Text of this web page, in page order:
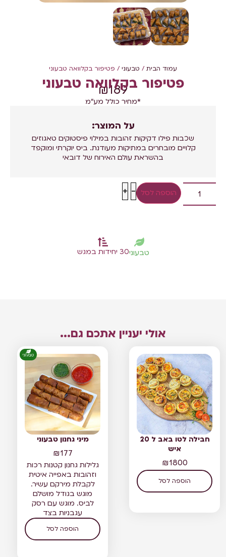
עמוד הבית/ טבעוני/ פטיפור בקלוואה טבעוני
פטיפור בקלוואה טבעוני
₪189
*מחיר כולל מע"מ
על המוצר:
שכבות פילו דקיקות זהובות במילוי פיסטוקים טאגוזים
קלויים מובחרים במתיקות מעודנת. ביס יוקרתי ומוקפד
בהשראת עולם האירוח של דובאי
-
+ הוספה לסל
טבעוני30 יחידות במגש
אולי יעניין אתכם גם...
חבילה לטו באב ל 20
איש
₪1800
הוספה לסל
טבעוני
מיני גחנון טבעוני
₪177
גלילות גחנון קטנות רכות
וזהובות באפייה איטית
לקבלת מירקם עשיר.
מוגש בגודל מושלם
לביס. מוגש עם רסק
עגבניות בצד
הוספה לסל